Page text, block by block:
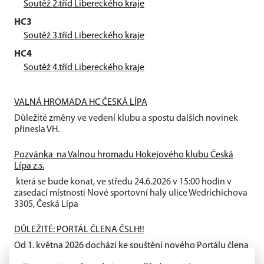
Soutěž 2.tříd Libereckého kraje
HC3
Soutěž 3.tříd Libereckého kraje
HC4
Soutěž 4.tříd Libereckého kraje
VALNÁ HROMADA HC ČESKÁ LÍPA
Důležité změny ve vedení klubu a spostu dalších novinek
přinesla VH.
Pozvánka na Valnou hromadu Hokejového klubu Česká
Lípa z.s.
která se bude konat, ve středu 24.6.2026 v 15:00 hodin v
zasedací místnosti Nové sportovní haly ulice Wedrichichova
3305, Česká Lípa
DŮLEŽITÉ: PORTÁL ČLENA ČSLH!!
Od 1. května 2026 dochází ke spuštění nového Portálu člena